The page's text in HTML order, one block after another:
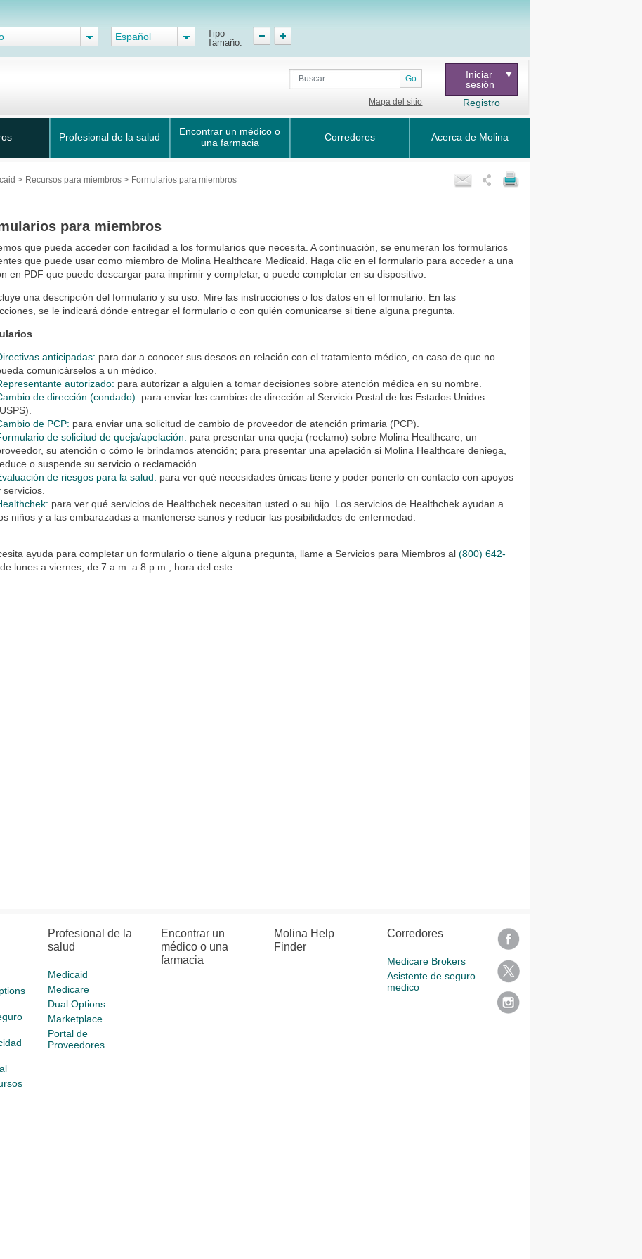
Español
Tipo
Tamaño:
Go
Mapa del sitio
Iniciar
sesión
Registro
Profesional de la salud
Encontrar un médico o
una farmacia
Corredores Acerca de Molina
> Recursos para miembros > Formularios para miembros
para miembros
que pueda acceder con facilidad a los formularios que necesita. A continuación, se enumeran los formularios
que puede usar como miembro de Molina Healthcare Medicaid. Haga clic en el formulario para acceder a una
en PDF que puede descargar para imprimir y completar, o puede completar en su dispositivo.
una descripción del formulario y su uso. Mire las instrucciones o los datos en el formulario. En las
se le indicará dónde entregar el formulario o con quién comunicarse si tiene alguna pregunta.
anticipadas: para dar a conocer sus deseos en relación con el tratamiento médico, en caso de que no
comunicárselos a un médico.
autorizado: para autorizar a alguien a tomar decisiones sobre atención médica en su nombre.
de dirección (condado): para enviar los cambios de dirección al Servicio Postal de los Estados Unidos
de PCP: para enviar una solicitud de cambio de proveedor de atención primaria (PCP).
de solicitud de queja/apelación: para presentar una queja (reclamo) sobre Molina Healthcare, un
su atención o cómo le brindamos atención; para presentar una apelación si Molina Healthcare deniega,
o suspende su servicio o reclamación.
de riesgos para la salud: para ver qué necesidades únicas tiene y poder ponerlo en contacto con apoyos
servicios.
para ver qué servicios de Healthchek necesitan usted o su hijo. Los servicios de Healthchek ayudan a
niños y a las embarazadas a mantenerse sanos y reducir las posibilidades de enfermedad.
ayuda para completar un formulario o tiene alguna pregunta, llame a Servicios para Miembros al(800) 642-
de lunes a viernes, de 7 a.m. a 8 p.m., hora del este.
Profesional de la
salud
Medicaid
Medicare
Dual Options
Marketplace
Portal de
Proveedores
Encontrar un
médico o una
farmacia
Molina Help
Finder
Corredores
Medicare Brokers
Asistente de seguro
medico